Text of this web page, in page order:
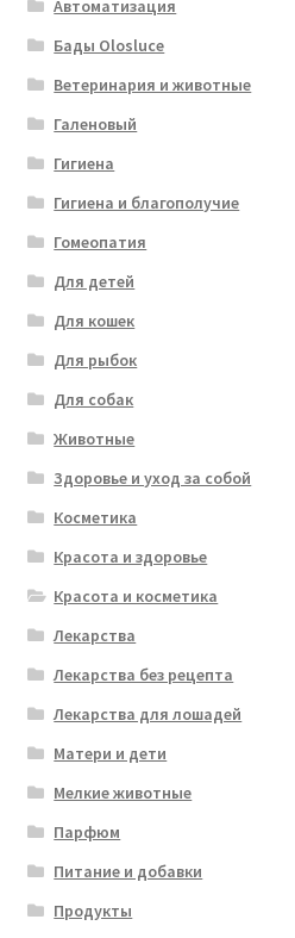
Автоматизация
Бады Olosluce
Ветеринария и животные
Галеновый
Гигиена
Гигиена и благополучие
Гомеопатия
Для детей
Для кошек
Для рыбок
Для собак
Животные
Здоровье и уход за собой
Косметика
Красота и здоровье
Красота и косметика
Лекарства
Лекарства без рецепта
Лекарства для лошадей
Матери и дети
Мелкие животные
Парфюм
Питание и добавки
Продукты